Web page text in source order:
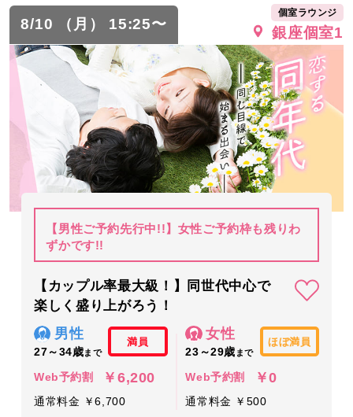
8/10 （月） 15:25〜
個室ラウンジ
銀座個室1
【男性ご予約先行中!!】女性ご予約枠も残りわ
ずかです!!
【カップル率最大級！】同世代中心で
楽しく盛り上がろう！
男性
27～34歳まで
満員
Web予約割 ￥6,200
通常料金 ￥6,700
女性
23～29歳 まで
ほぼ満員
Web予約割 ￥0
通常料金 ￥500